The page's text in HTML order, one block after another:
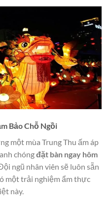
Bảo Chỗ Ngồi
một mùa Trung Thu ấm áp
chóngđặt bàn ngay hôm
ngũ nhân viên sẽ luôn sẵn
một trải nghiệm ẩm thực
này.